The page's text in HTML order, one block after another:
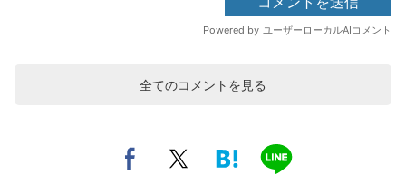
全てのコメントを見る